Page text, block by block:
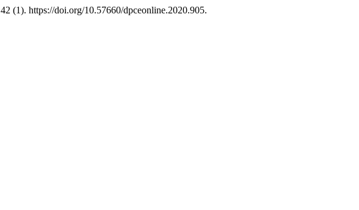
42 (1). https://doi.org/10.57660/dpceonline.2020.905.